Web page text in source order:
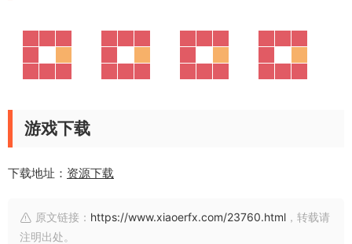
游戏下载
下载地址： 资源下载
原文链接： https://www.xiaoerfx.com/23760.html ，转载请
注明出处。